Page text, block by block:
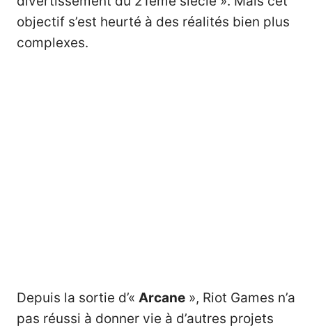
objectif s’est heurté à des réalités bien plus
complexes.
Depuis la sortie d’« Arcane », Riot Games n’a
pas réussi à donner vie à d’autres projets